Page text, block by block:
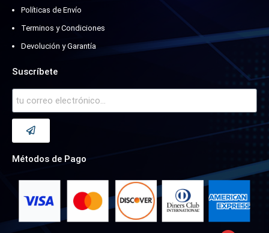
Políticas de Envío
Terminos y Condiciones
Devolución y Garantía
Suscríbete
Métodos de Pago